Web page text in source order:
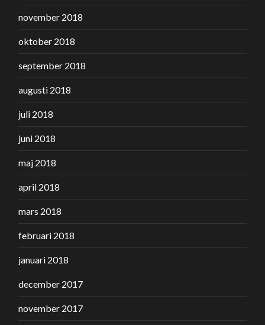
november 2018
oktober 2018
september 2018
augusti 2018
juli 2018
juni 2018
maj 2018
april 2018
mars 2018
februari 2018
januari 2018
december 2017
november 2017